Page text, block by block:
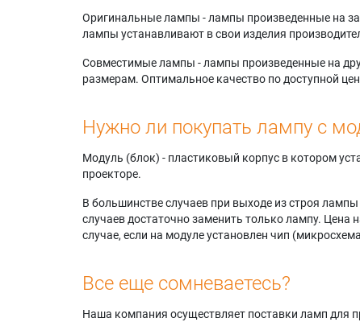
Оригинальные лампы - лампы произведенные на
лампы устанавливают в свои изделия
Совместимые лампы - лампы произведенные на
размерам. Оптимальное качество по доступной
Нужно ли покупать лампу с
Модуль (блок) - пластиковый корпус в котором
проекторе.
В большинстве случаев при выходе из строя
случаев достаточно заменить только лампу.
случае, если на модуле установлен чип
Все еще сомневаетесь?
Наша компания осуществляет поставки ламп для